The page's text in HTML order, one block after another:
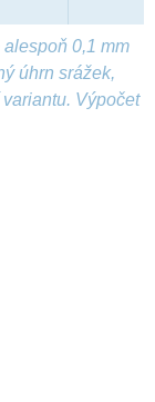
0,1 mm
úhrn srážek,
Výpočet